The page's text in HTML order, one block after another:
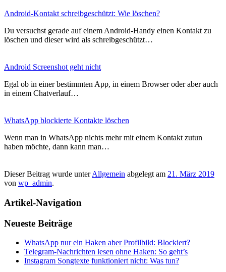
Android-Kontakt schreibgeschützt: Wie löschen?
Du versuchst gerade auf einem Android-Handy einen Kontakt zu
löschen und dieser wird als schreibgeschützt…
Android Screenshot geht nicht
Egal ob in einer bestimmten App, in einem Browser oder aber auch
in einem Chatverlauf…
WhatsApp blockierte Kontakte löschen
Wenn man in WhatsApp nichts mehr mit einem Kontakt zutun
haben möchte, dann kann man…
Dieser Beitrag wurde unterAllgemein abgelegt am 21. März 2019
von wp_admin.
Artikel-Navigation
Neueste Beiträge
WhatsApp nur ein Haken aber Profilbild: Blockiert?
Telegram-Nachrichten lesen ohne Haken: So geht’s
Instagram Songtexte funktioniert nicht: Was tun?